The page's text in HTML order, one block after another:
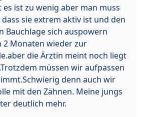
ist zu wenig aber man muss
sie extrem aktiv ist und den
Bauchlage sich auspowern
2 Monaten wieder zur
die Ärztin meint noch liegt
müssen wir aufpassen
denn auch wir
mit den Zähnen. Meine jungs
deutlich mehr.